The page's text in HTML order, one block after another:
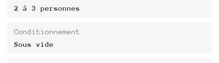
2 à 3 personnes
Conditionnement
Sous vide